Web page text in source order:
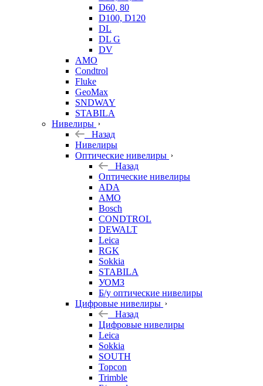
D60, 80
D100, D120
DL
DL G
DV
AMO
Condtrol
Fluke
GeoMax
SNDWAY
STABILA
Нивелиры
Назад
Нивелиры
Оптические нивелиры
Назад
Оптические нивелиры
ADA
AMO
Bosch
CONDTROL
DEWALT
Leica
RGK
Sokkia
STABILA
УОМЗ
Б/у оптические нивелиры
Цифровые нивелиры
Назад
Цифровые нивелиры
Leica
Sokkia
SOUTH
Topcon
Trimble